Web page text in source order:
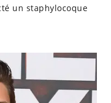
un staphylocoque